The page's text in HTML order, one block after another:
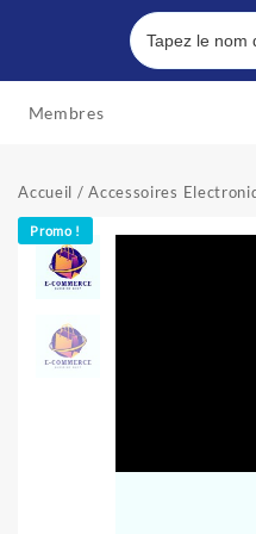
Membres
Accueil /Accessoires
Promo !